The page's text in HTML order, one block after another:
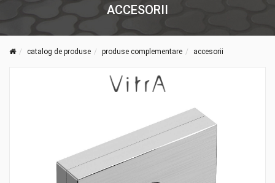
ACCESORII
catalog de produse produse complementare accesorii